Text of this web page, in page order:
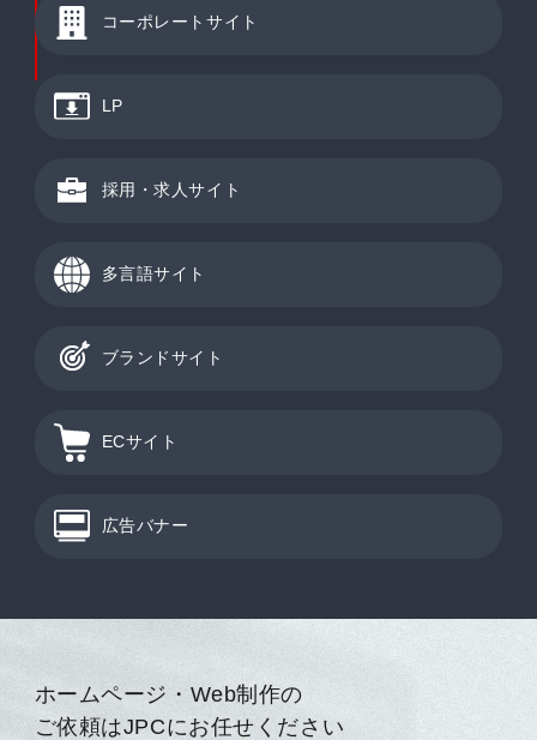
コーポレートサイト
LP
採用・求人サイト
多言語サイト
ブランドサイト
ECサイト
広告バナー
ホームページ・Web制作の
ご依頼はJPCにお任せください